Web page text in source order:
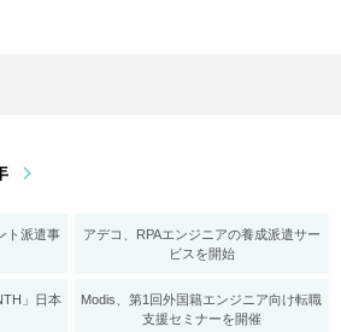
ト派遣事
アデコ、RPAエンジニアの養成派遣サー
ビスを開始
」日本
Modis、第1回外国籍エンジニア向け転職
支援セミナーを開催